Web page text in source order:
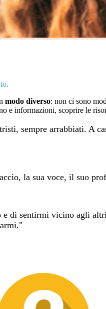
modo diverso: non ci sono
e informazioni, scoprire le
sempre arrabbiati. A
la sua voce, il suo
di sentirmi vicino agli